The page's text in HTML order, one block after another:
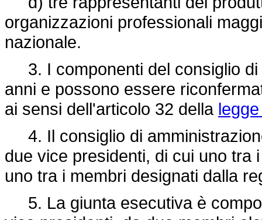
organizzazioni professionali
nazionale.
3. I componenti del consiglio di
anni e possono essere
ai sensi dell'articolo 32 della
4. Il consiglio di
due vice presidenti, di cui uno tra
uno tra i membri designati dalla
5. La giunta esecutiva è